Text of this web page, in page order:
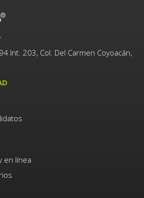
Int. 203, Col. Del Carmen Coyoacán,
en línea